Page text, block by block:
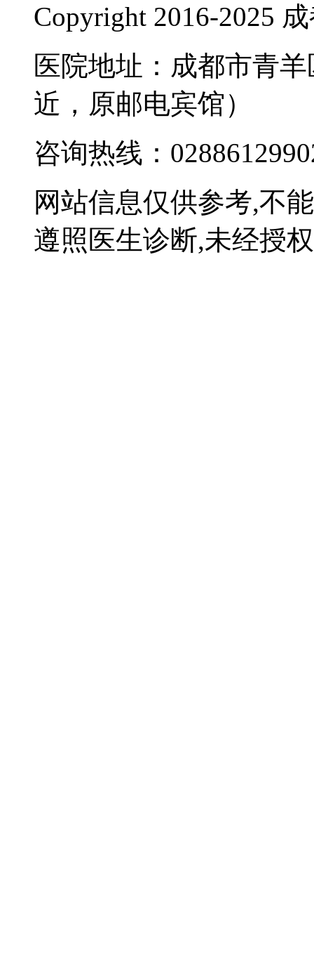
Copyright 2016-2025
医院地址：成都市青
近，原邮电宾馆）
咨询热线：
网站信息仅供参考,不
遵照医生诊断,未经授